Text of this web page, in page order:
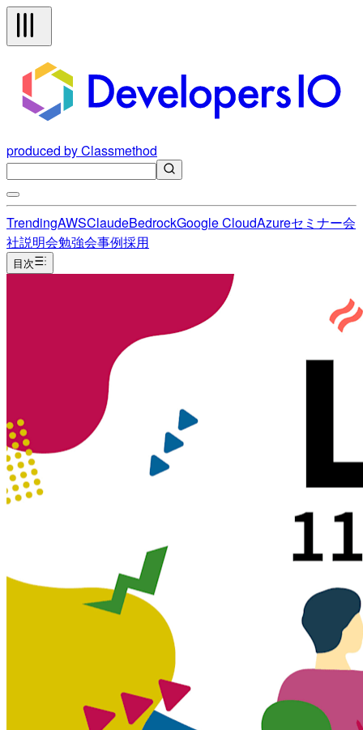
produced by Classmethod
TrendingAWSClaudeBedrockGoogle CloudAzureセミナー会
社説明会勉強会事例採用
目次